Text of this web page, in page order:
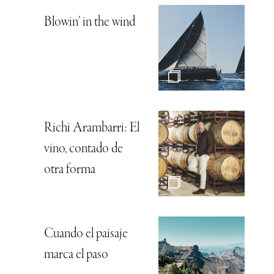
Blowin’ in the wind
Richi Arambarri: El
vino, contado de
otra forma
Cuando el paisaje
marca el paso